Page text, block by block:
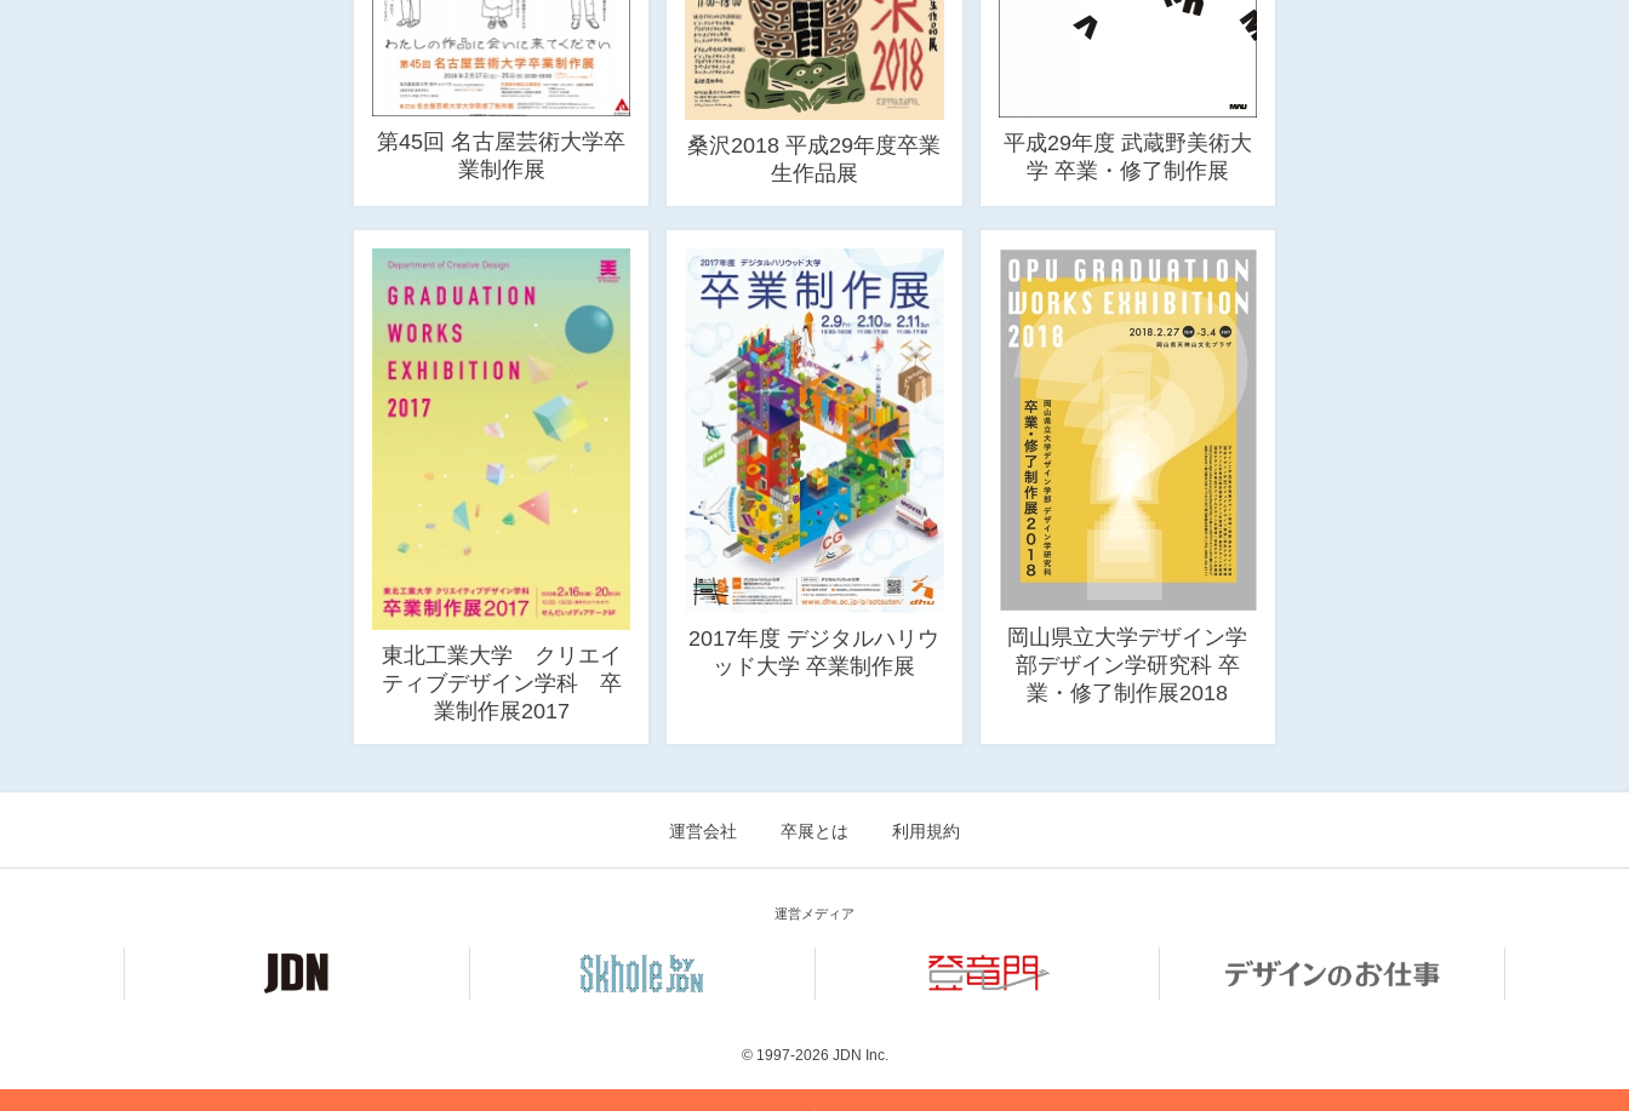
第45回 名古屋芸術大学卒
業制作展
桑沢2018 平成29年度卒業
生作品展
平成29年度 武蔵野美術大
学 卒業・修了制作展
東北工業大学 クリエイ
ティブデザイン学科 卒
業制作展2017
2017年度 デジタルハリウ
ッド大学 卒業制作展
岡山県立大学デザイン学
部デザイン学研究科 卒
業・修了制作展2018
運営会社 卒展とは 利用規約
運営メディア
© 1997-2026 JDN Inc.